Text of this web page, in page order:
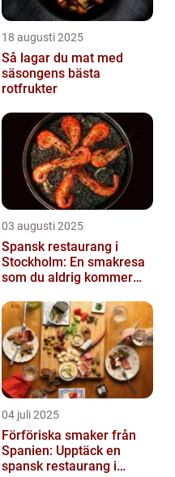
18 augusti 2025
Så lagar du mat med
säsongens bästa
rotfrukter
03 augusti 2025
Spansk restaurang i
Stockholm: En smakresa
som du aldrig kommer
04 juli 2025
Förföriska smaker från
Spanien: Upptäck en
spansk restaurang i